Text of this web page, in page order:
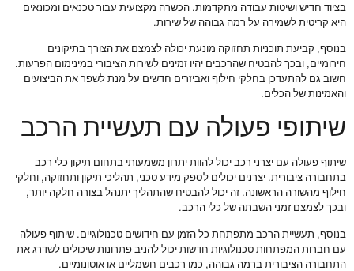
בציוד חדיש ושיטות עבודה מתקדמות. הכשרה מקצועית עבור טכנאים ומכונאים
היא קריטית לשמירה על רמה גבוהה של שירות.
בנוסף, קביעת תוכניות תחזוקה מונעת יכולה לצמצם את הצורך בתיקונים
חירומיים, ובכך להבטיח שהרכבים יהיו זמינים לשירות הציבורי במינימום הפרעות.
חשוב גם להתעדכן בחלקי חילוף ואביזרים חדשים על מנת לשפר את הביצועים
והאמינות של הכלים.
שיתופי פעולה עם תעשיית הרכב
שיתוף פעולה עם יצרני רכב יכול להוות יתרון משמעותי בתחום תיקון כלי רכב
בתחבורה ציבורית. יצרנים יכולים לספק מידע טכני, תהליכי תיקון ותחזוקה, וחלקי
חילוף מהשורה הראשונה. זה יכול להבטיח שהתהליך יתנהל בצורה חלקה יותר,
ובכך לצמצם זמני השבתה של כלי הרכב.
בנוסף, תעשיית הרכב מתפתחת כל הזמן עם חידושים טכנולוגיים. שיתוף פעולה
עם חברות המפתחות טכנולוגיות חדשות יכול להניב פתרונות שיכולים לשדרג את
התחבורה הציבורית ברמה גבוהה, כמו רכבים חשמליים או אוטונומיים.